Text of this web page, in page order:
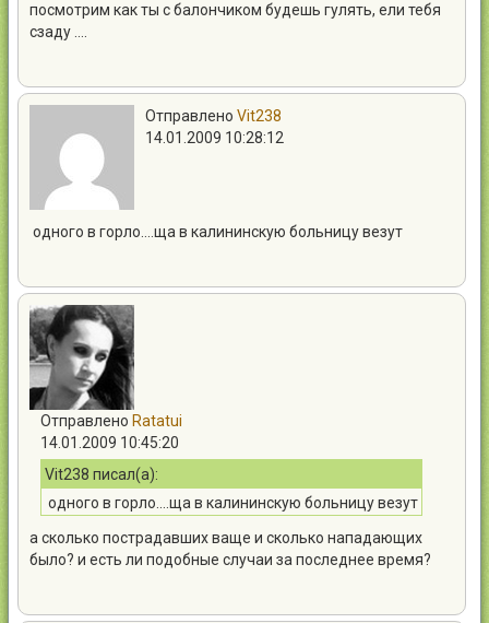
посмотрим как ты с балончиком будешь гулять, ели тебя
сзаду ….
Отправлено Vit238
14.01.2009 10:28:12
одного в горло….ща в калининскую больницу везут
Отправлено Ratatui
14.01.2009 10:45:20
Vit238 писал(а):
одного в горло....ща в калининскую больницу везут
а сколько пострадавших ваще и сколько нападающих
было? и есть ли подобные случаи за последнее время?